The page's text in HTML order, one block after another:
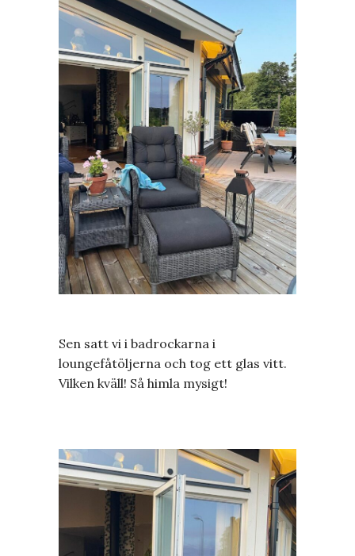
Sen satt vi i badrockarna i
loungefåtöljerna och tog ett glas vitt.
Vilken kväll! Så himla mysigt!